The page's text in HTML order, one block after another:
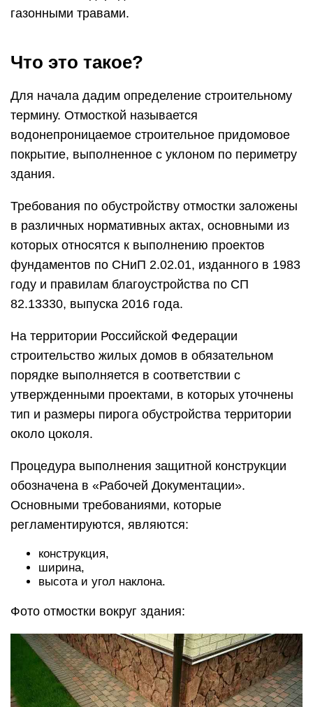
газонными травами.
Что это такое?
Для начала дадим определение строительному
термину. Отмосткой называется
водонепроницаемое строительное придомовое
покрытие, выполненное с уклоном по периметру
здания.
Требования по обустройству отмостки заложены
в различных нормативных актах, основными из
которых относятся к выполнению проектов
фундаментов по СНиП 2.02.01, изданного в 1983
году и правилам благоустройства по СП
82.13330, выпуска 2016 года.
На территории Российской Федерации
строительство жилых домов в обязательном
порядке выполняется в соответствии с
утвержденными проектами, в которых уточнены
тип и размеры пирога обустройства территории
около цоколя.
Процедура выполнения защитной конструкции
обозначена в «Рабочей Документации».
Основными требованиями, которые
регламентируются, являются:
конструкция,
ширина,
высота и угол наклона.
Фото отмостки вокруг здания: